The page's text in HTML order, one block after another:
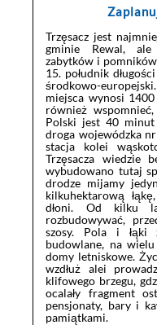
Trzęsacz jest
gminie Rewal, ale
zabytków i
15. południk
środkowo-
miejsca wynosi
również
Polski jest 40 minut
droga wojewódzka
stacja kolei
Trzęsacza wiedzie
wybudowano tutaj
drodze mijamy
kilkuhektarową
dłoni. Od kilku
rozbudowywać,
szosy. Pola i łąki
budowlane, na
domy letniskowe.
wzdłuż alei
klifowego brzegu,
ocalały fragment
pensjonaty, bary i
pamiątkami.